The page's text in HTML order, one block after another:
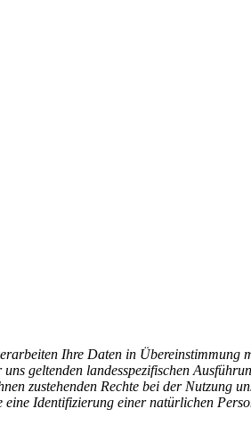
Ihre Daten in Übereinstimmung
geltenden landesspezifischen
zustehenden Rechte bei der Nutzung
Identifizierung einer natürlichen